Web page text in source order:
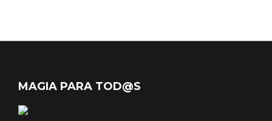
MAGIA PARA TOD@S